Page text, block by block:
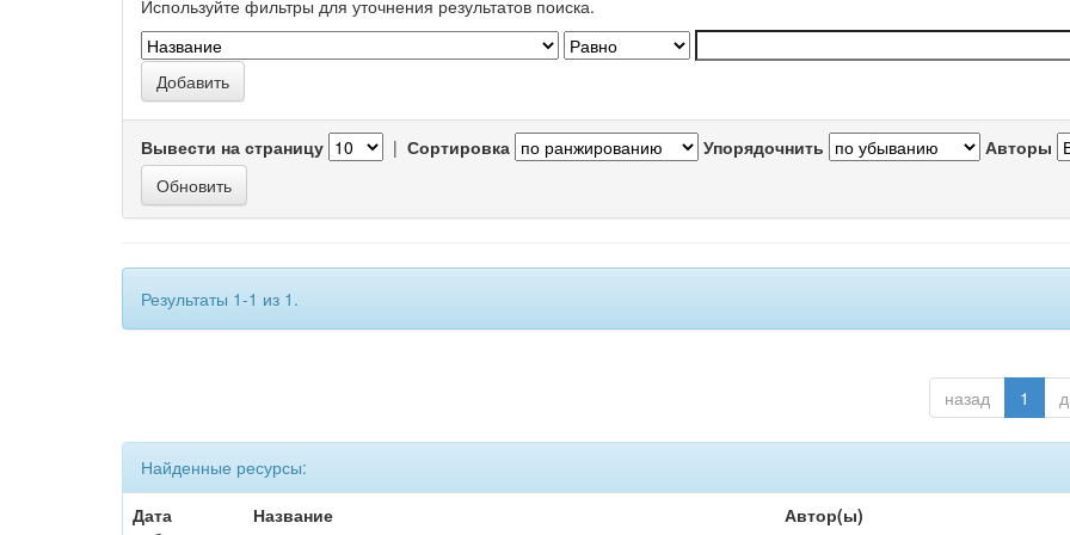
Используйте фильтры для уточнения результатов поиска.
Вывести на страницу | Сортировка Упорядочнить Авторы
Результаты 1-1 из 1.
назад 1
Найденные ресурсы:
Дата
Название Автор(ы)